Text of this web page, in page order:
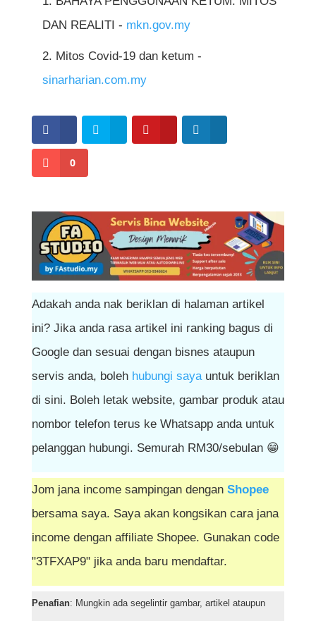
panjang seperti ketergantungan, masalah
DAN REALITI - mkn.gov.my
Mitos Covid-19 dan ketum -
sinarharian.com.my
0
Adakah anda nak beriklan di halaman artikel
ini? Jika anda rasa artikel ini ranking bagus di
Google dan sesuai dengan bisnes ataupun
servis anda, boleh hubungi sayauntuk beriklan
di sini. Boleh letak website, gambar produk atau
nombor telefon terus ke Whatsapp anda untuk
pelanggan hubungi. Semurah RM30/sebulan 😁
Jom jana income sampingan dengan Shopee
bersama saya. Saya akan kongsikan cara jana
income dengan affiliate Shopee. Gunakan code
"3TFXAP9" jika anda baru mendaftar.
Penafian: Mungkin ada segelintir gambar, artikel ataupun